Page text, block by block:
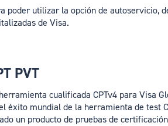
poder utilizar la opción de autoservicio,
de Visa.
PVT
cualificada CPTv4 para Visa
éxito mundial de la herramienta de test
un producto de pruebas de